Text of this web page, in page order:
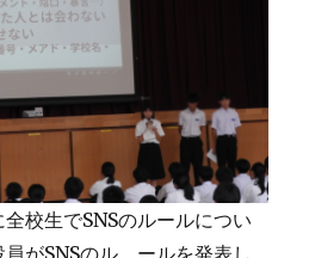
全校生でSNSのルールについ